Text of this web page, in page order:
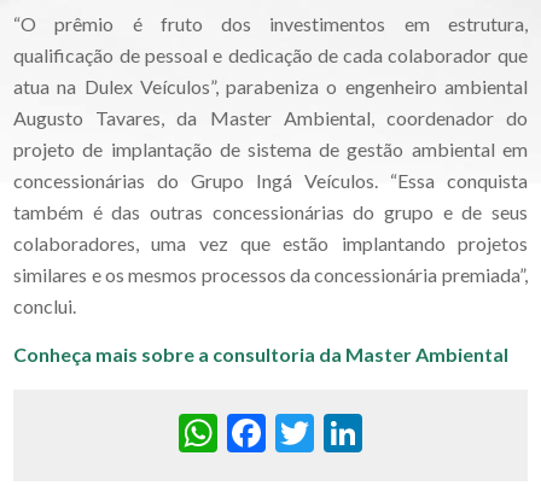
“O prêmio é fruto dos investimentos em estrutura,
qualificação de pessoal e dedicação de cada colaborador que
atua na Dulex Veículos”, parabeniza o engenheiro ambiental
Augusto Tavares, da Master Ambiental, coordenador do
projeto de implantação de sistema de gestão ambiental em
concessionárias do Grupo Ingá Veículos. “Essa conquista
também é das outras concessionárias do grupo e de seus
colaboradores, uma vez que estão implantando projetos
similares e os mesmos processos da concessionária premiada”,
conclui.
Conheça mais sobre a consultoria da Master Ambiental
WhatsApp
Facebook
Twitter